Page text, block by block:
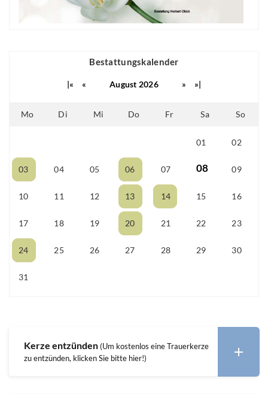
Bestattungskalender
|« « August 2026 » »|
Mo Di Mi Do Fr Sa So
01 02
03 04 05 06 07 08 09
10 11 12 13 14 15 16
17 18 19 20 21 22 23
24 25 26 27 28 29 30
31
Kerze entzünden (Um kostenlos eine Trauerkerze
zu entzünden, klicken Sie bitte hier!)